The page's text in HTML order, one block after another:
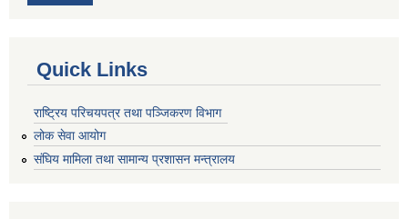
Quick Links
राष्ट्रिय परिचयपत्र तथा पञ्जिकरण विभाग
लोक सेवा आयोग
संघिय मामिला तथा सामान्य प्रशासन मन्त्रालय